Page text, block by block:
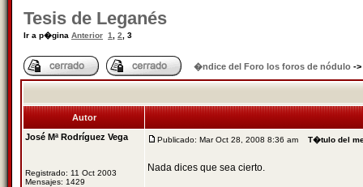
Tesis de Leganés
Ir a p�gina Anterior 1 2 3
�ndice del Foro los foros de nódulo ->
Autor
José Mª Rodríguez Vega
Registrado: 11 Oct 2003
Mensajes: 1429
Publicado: Mar Oct 28, 2008 8:36 am T�tulo del
Nada dices que sea cierto.